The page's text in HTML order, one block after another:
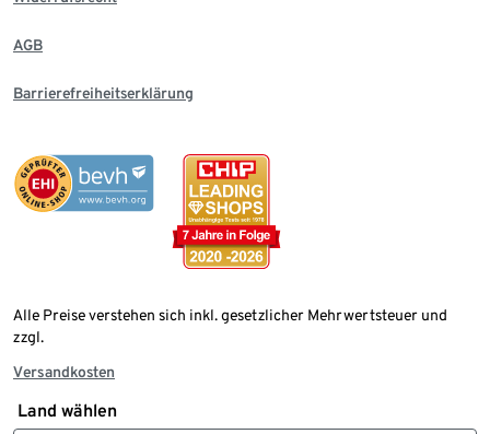
AGB
Barrierefreiheitserklärung
Alle Preise verstehen sich inkl. gesetzlicher Mehrwertsteuer und
zzgl.
Versandkosten
Land wählen